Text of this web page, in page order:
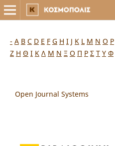
- A B C D E F G H I J K L M N O P
Ζ Η Θ Ι Κ Λ Μ Ν Ξ Ο Π Ρ Σ Τ Υ Φ
Open Journal Systems